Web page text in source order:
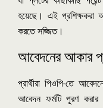
হয়েছে। এই প্রশিক্ষকরা
করতে সজ্জিত।
আবেদনের আকার
প্রার্থীরা পিওপি-তে
আবেদন ফর্মটি পূরণ